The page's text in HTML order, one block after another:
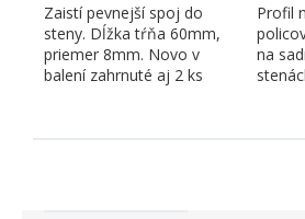
Zaistí pevnejší spoj do
steny. Dĺžka tŕňa 60mm,
priemer 8mm. Novo v
balení zahrnuté aj 2 ks
Profil
na